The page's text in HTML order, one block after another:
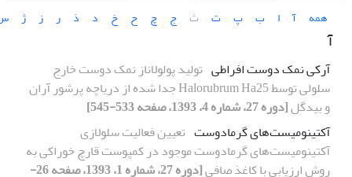
همه آ ا ب پ ت ث ج چ ح خ د ذ ر ز ژ
آ
آرکی نمک دوست افراطی تولید پولولاناز نمک دوست خارج
سلولی توسط Halorubrum Ha25 جدا شده از دریاچه پرشور آران
و بیدگل[دوره 27، شماره 4، 1393، صفحه 533-545]
آکتینومیست‌های گرمادوست تعیین فعالیت سلولازی
آکتینومیست‌های گرما‌دوست موجود در کمپوست قارچ خوراکی به
روش ارزیابی با کاغذ صافی
[دوره 27، شماره 1، 1393، صفحه 26-